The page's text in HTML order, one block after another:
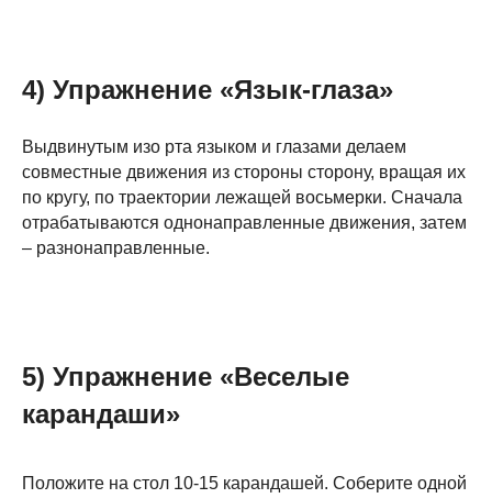
4) Упражнение «Язык-глаза»
Выдвинутым изо рта языком и глазами делаем
совместные движения из стороны сторону, вращая их
по кругу, по траектории лежащей восьмерки. Сначала
отрабатываются однонаправленные движения, затем
– разнонаправленные.
5) Упражнение «Веселые
карандаши»
Положите на стол 10-15 карандашей. Соберите одной